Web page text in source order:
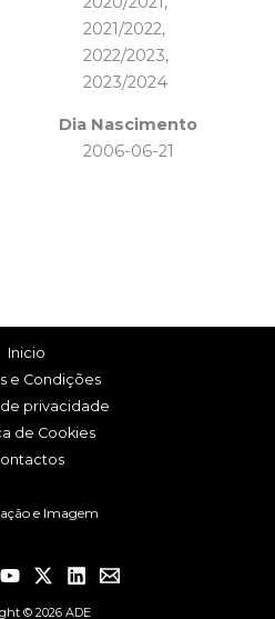
2021/2022,
2022/2023,
2023/2024
Dia Nascimento
2006-06-21
Inicio
e Condições
privacidade
de Cookies
e Imagem
© 2026 ADE